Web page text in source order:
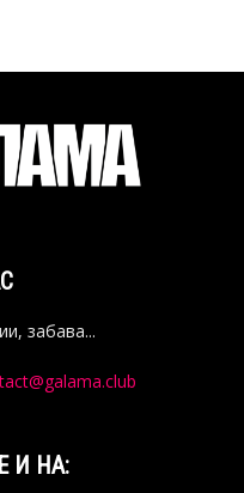
забава...
И НА: